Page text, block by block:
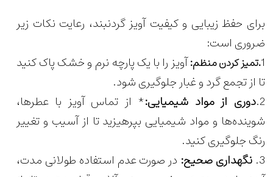
برای حفظ زیبایی و کیفیت آویز گردنبند، رعایت نکات زیر
ضروری است:
1.تمیز کردن منظم:آویز را با یک پارچه نرم و خشک پاک کنید
تا از تجمع گرد و غبار جلوگیری شود.
2. دوری از مواد شیمیایی:* از تماس آویز با عطرها،
شوینده‌ها و مواد شیمیایی بپرهیزید تا از آسیب و تغییر
رنگ جلوگیری کنید.
3. نگهداری صحیح: در صورت عدم استفاده طولانی مدت،